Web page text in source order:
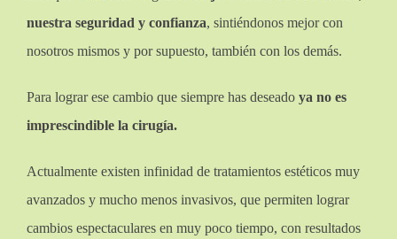
nuestra seguridad y confianza, sintiéndonos mejor con
nosotros mismos y por supuesto, también con los demás.
Para lograr ese cambio que siempre has deseado ya no es
imprescindible la cirugía.
Actualmente existen infinidad de tratamientos estéticos muy
avanzados y mucho menos invasivos, que permiten lograr
cambios espectaculares en muy poco tiempo, con resultados